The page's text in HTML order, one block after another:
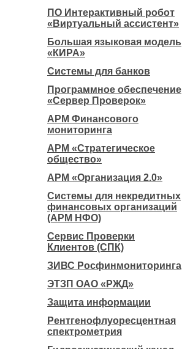
ПО Интерактивный робот
«Виртуальный ассистент»
Большая языковая модель
«КИРА»
Системы для банков
Программное обеспечение
«Сервер Проверок»
АРМ Финансового
мониторинга
АРМ «Стратегическое
общество»
АРМ «Организация 2.0»
Системы для некредитных
финансовых организаций
(АРМ НФО)
Сервис Проверки
Клиентов (СПК)
ЗИВС Росфинмониторинга
ЭТЗП ОАО «РЖД»
Защита информации
Рентгенофлуоресцентная
спектрометрия